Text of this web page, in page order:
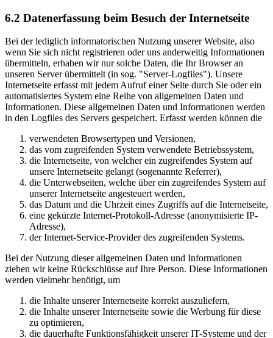
6.2 Datenerfassung beim Besuch der Internetseite
Bei der lediglich informatorischen Nutzung unserer Website, also
wenn Sie sich nicht registrieren oder uns anderweitig Informationen
übermitteln, erhaben wir nur solche Daten, die Ihr Browser an
unseren Server übermittelt (in sog. "Server-Logfiles"). Unsere
Internetseite erfasst mit jedem Aufruf einer Seite durch Sie oder ein
automatisiertes System eine Reihe von allgemeinen Daten und
Informationen. Diese allgemeinen Daten und Informationen werden
in den Logfiles des Servers gespeichert. Erfasst werden können die
verwendeten Browsertypen und Versionen,
das vom zugreifenden System verwendete Betriebssystem,
die Internetseite, von welcher ein zugreifendes System auf
unsere Internetseite gelangt (sogenannte Referrer),
die Unterwebseiten, welche über ein zugreifendes System auf
unserer Internetseite angesteuert werden,
das Datum und die Uhrzeit eines Zugriffs auf die Internetseite,
eine gekürzte Internet-Protokoll-Adresse (anonymisierte IP-
Adresse),
der Internet-Service-Provider des zugreifenden Systems.
Bei der Nutzung dieser allgemeinen Daten und Informationen
ziehen wir keine Rückschlüsse auf Ihre Person. Diese Informationen
werden vielmehr benötigt, um
die Inhalte unserer Internetseite korrekt auszuliefern,
die Inhalte unserer Internetseite sowie die Werbung für diese
zu optimieren,
die dauerhafte Funktionsfähigkeit unserer IT-Systeme und der